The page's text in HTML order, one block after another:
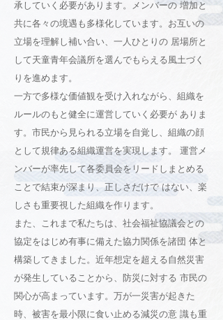
承していく必要があります。メンバーの 増加と
共に各々の境遇も多様化しています。お互いの
立場を理解し補い合い、一人ひとりの 居場所と
して天童青年会議所を選んでもらえる風土づく
りを進めます。
一方で多様な価値観を受け入れながら、組織を
ルールのもと健全に運営していく必要が ありま
す。市民から見られる立場を自覚し、組織の顔
として規律ある組織運営を実現します。 運営メ
ンバーが率先して各委員会をリードしまとめる
ことで結束が深まり、正しさだけで はない、楽
しさも重要視した組織を作ります。
また、これまで私たちは、社会福祉協議会との
協定をはじめ有事に備えた協力関係を諸団 体と
構築してきました。近年想定を超える自然災害
が発生していることから、防災に対する 市民の
関心が高まっています。万が一災害が起きた
時、被害を最小限に食い止める減災の意 識も重